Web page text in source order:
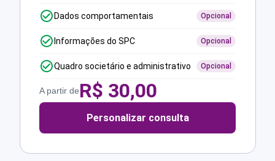
Dados comportamentais Opcional
Informações do SPC Opcional
Quadro societário e administrativo Opcional
A partir deR$ 30,00
Personalizar consulta